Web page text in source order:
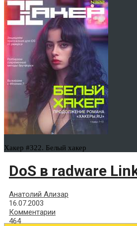
Хакер #322. Белый хакер
DoS в radware
Анатолий Ализар
16.07.2003
Комментарии
464